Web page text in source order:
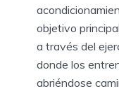
objetivo
a través del
donde los
abriéndose